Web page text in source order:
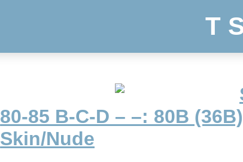
T
80-85 B-C-D – –: 80B
Skin/Nude